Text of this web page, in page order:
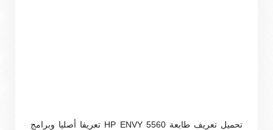
تحميل تعريف طابعة HP ENVY 5560 تعريفا أصليا وبرامج